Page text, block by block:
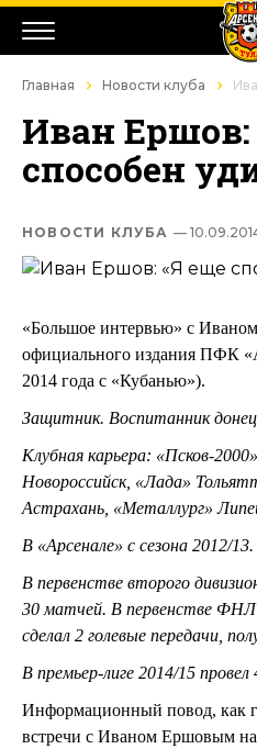
Главная Новости клуба
Иван Ершов:
способен
НОВОСТИ КЛУБА —
«Большое интервью» с
официального издания ПФК
2014 года с «Кубанью»).
Защитник. Воспитанник
Клубная карьера: «Псков-
Новороссийск, «Лада»
Астрахань, «Металлург»
В «Арсенале» с сезона 2012/13.
В первенстве второго
30 матчей. В первенстве ФНЛ
сделал 2 голевые передачи,
В премьер-лиге 2014/15
Информационный повод, как
встречи с Иваном Ершовым